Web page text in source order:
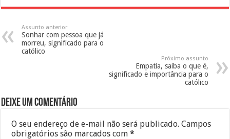
Assunto anterior
Sonhar com pessoa que já
morreu, significado para o
católico
Próximo assunto
Empatia, saiba o que é,
significado e importância para o
católico
Deixe um comentário
O seu endereço de e-mail não será publicado. Campos
obrigatórios são marcados com*